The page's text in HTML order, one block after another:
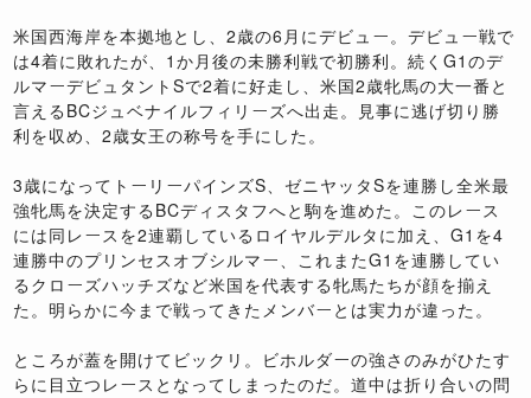
米国西海岸を本拠地とし、2歳の6月にデビュー。デビュー戦で
は4着に敗れたが、1か月後の未勝利戦で初勝利。続くG1のデ
ルマーデビュタントSで2着に好走し、米国2歳牝馬の大一番と
言えるBCジュベナイルフィリーズへ出走。見事に逃げ切り勝
利を収め、2歳女王の称号を手にした。
3歳になってトーリーパインズS、ゼニヤッタSを連勝し全米最
強牝馬を決定するBCディスタフへと駒を進めた。このレース
には同レースを2連覇しているロイヤルデルタに加え、G1を4
連勝中のプリンセスオブシルマー、これまたG1を連勝してい
るクローズハッチズなど米国を代表する牝馬たちが顔を揃え
た。明らかに今まで戦ってきたメンバーとは実力が違った。
ところが蓋を開けてビックリ。ビホルダーの強さのみがひたす
らに目立つレースとなってしまったのだ。道中は折り合いの問